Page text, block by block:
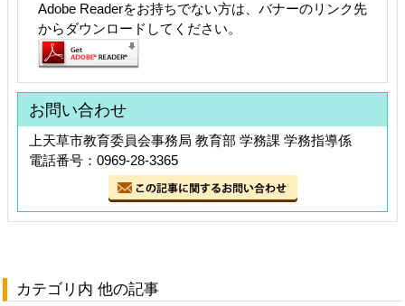
Adobe Readerをお持ちでない方は、バナーのリンク先
からダウンロードしてください。
お問い合わせ
上天草市教育委員会事務局 教育部 学務課 学務指導係
電話番号：0969-28-3365
カテゴリ内 他の記事